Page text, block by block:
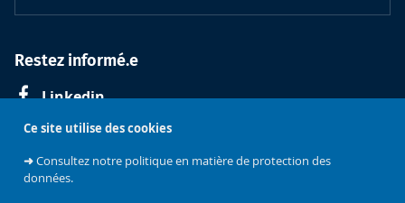
Ce site utilise des cookies
➜Consultez notre politique en matière de protection des
données.
Restez informé.e
Linkedin